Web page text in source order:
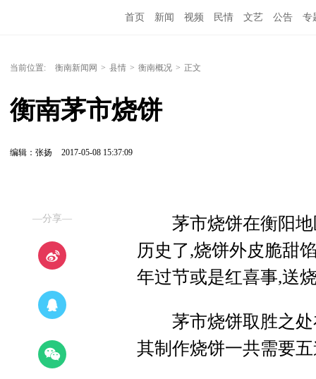
首页 新闻 视频 民情 文艺 公告 专
当前位置: 衡南新闻网 > 县情 > 衡南概况 > 正文
衡南茅市烧饼
编辑：张扬 2017-05-08 15:37:09
—分享—
茅市烧饼在衡阳地
历史了,烧饼外皮脆甜
年过节或是红喜事,送
茅市烧饼取胜之处
其制作烧饼一共需要